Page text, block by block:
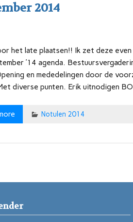
2014
het late plaatsen!! Ik zet deze
’14 agenda.
en mededelingen door de
diverse punten. Erik uitnodigen
Notulen 2014